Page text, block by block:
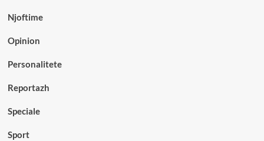
Njoftime
Opinion
Personalitete
Reportazh
Speciale
Sport